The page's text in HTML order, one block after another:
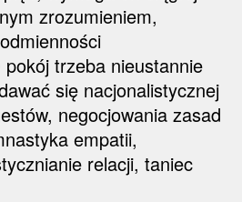
zrozumieniem,
trzeba nieustannie
się nacjonalistycznej
negocjowania zasad
empatii,
relacji, taniec